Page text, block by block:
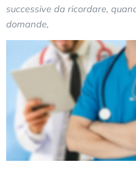
successive da ricordare,
domande,